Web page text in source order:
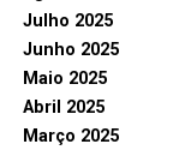
Julho 2025
Junho 2025
Maio 2025
Abril 2025
Março 2025